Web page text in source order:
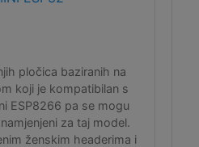
pločica baziranih na
koji je kompatibilan s
ESP8266 pa se mogu
za taj model.
ženskim headerima i